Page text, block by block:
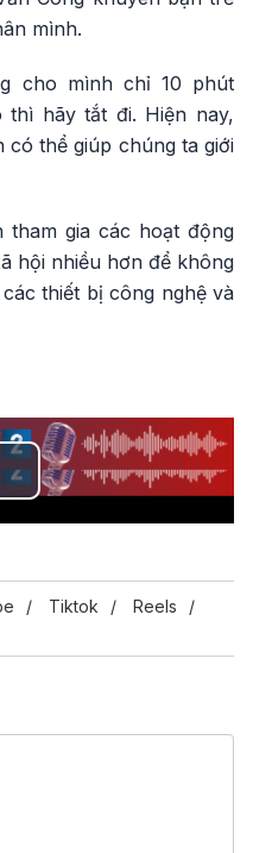
mình.
cho mình chỉ 10 phút
thì hãy tắt đi. Hiện nay,
thể giúp chúng ta giới
tham gia các hoạt động
hội nhiều hơn để không
thiết bị công nghệ và
Tiktok
Reels